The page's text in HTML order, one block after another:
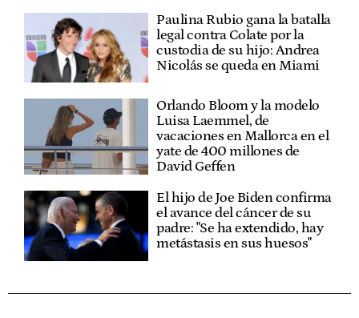
Paulina Rubio gana la batalla
legal contra Colate por la
custodia de su hijo: Andrea
Nicolás se queda en Miami
Orlando Bloom y la modelo
Luisa Laemmel, de
vacaciones en Mallorca en el
yate de 400 millones de
David Geffen
El hijo de Joe Biden confirma
el avance del cáncer de su
padre: "Se ha extendido, hay
metástasis en sus huesos"